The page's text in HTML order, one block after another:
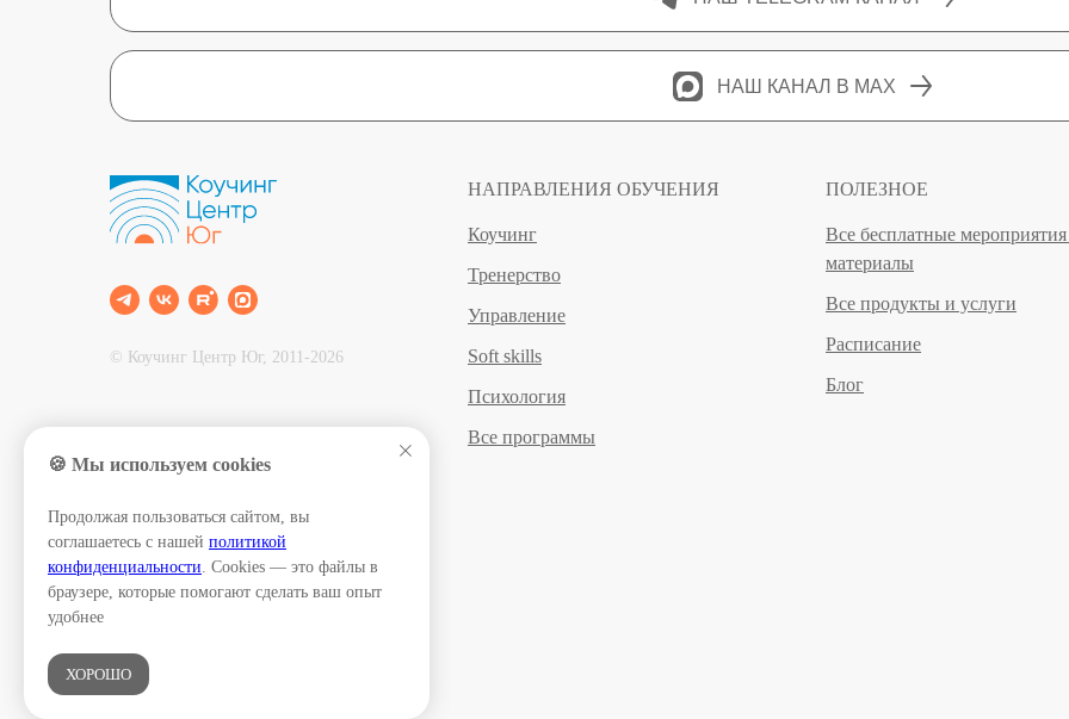
🍪 Мы используем cookies
Продолжая пользоваться сайтом, вы
соглашаетесь с нашей политикой
конфиденциальности. Cookies — это файлы в
браузере, которые помогают сделать ваш опыт
удобнее
ХОРОШО
НАШ КАНАЛ В MAX
© Коучинг Центр Юг, 2011‐2026
НАПРАВЛЕНИЯ ОБУЧЕНИЯ
Коучинг
Тренерство
Управление
Soft skills
Психология
Все программы
ПОЛЕЗНОЕ
Все бесплатные
материалы
Все продукты и услуги
Расписание
Блог